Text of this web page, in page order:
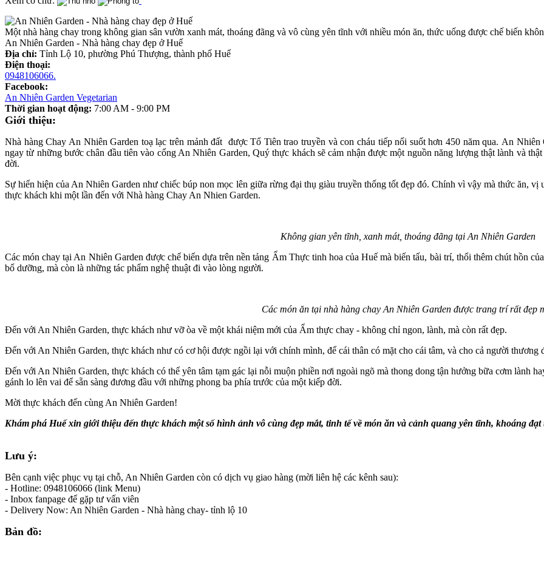
Một nhà hàng chay trong không gian sân vườn xanh mát, thoáng đãng và vô cùng yên tĩnh với nhiều món ăn, thức uống được chế biến
An Nhiên Garden - Nhà hàng chay đẹp ở Huế
Địa chỉ: Tỉnh Lộ 10, phường Phú Thượng, thành phố Huế
Điện thoại:
0948106066.
Facebook:
An Nhiên Garden Vegetarian
Thời gian hoạt động: 7:00 AM - 9:00 PM
Giới thiệu:
Nhà hàng Chay An Nhiên Garden toạ lạc trên mảnh đất được Tổ Tiên trao truyền và con cháu tiếp nối suốt hơn 450 năm qua. An
ngay từ những bước chân đầu tiên vào cổng An Nhiên Garden, Quý thực khách sẽ cảm nhận được một nguồn năng lượng thật lành và
đời.
Sự hiển hiện của An Nhiên Garden như chiếc búp non mọc lên giữa rừng đại thụ giàu truyền thống tốt đẹp đó. Chính vì vậy mà thức ăn,
thực khách khi một lần đến với Nhà hàng Chay An Nhien Garden.
Không gian yên tĩnh, xanh mát, thoáng đãng tại An Nhiên Garden
Các món chay tại An Nhiên Garden được chế biến dựa trên nền tảng Ẩm Thực tinh hoa của Huế mà biến tấu, bài trí, thổi thêm chút hồn
bổ dưỡng, mà còn là những tác phẩm nghệ thuật đi vào lòng người.
Các món ăn tại nhà hàng chay An Nhiên Garden được trang trí rất đẹp
Đến với An Nhiên Garden, thực khách như vỡ òa về một khái niệm mới của Ẩm thực chay - không chỉ ngon, lành, mà còn rất đẹp.
Đến với An Nhiên Garden, thực khách như có cơ hội được ngồi lại với chính mình, để cái thân có mặt cho cái tâm, và cho cả người thương
Đến với An Nhiên Garden, thực khách có thể yên tâm tạm gác lại nỗi muộn phiền nơi ngoài ngõ mà thong dong tận hưởng bữa cơm lành
gánh lo lên vai để sẵn sàng đương đầu với những phong ba phía trước của một kiếp đời.
Mời thực khách đến cùng An Nhiên Garden!
Khám phá Huế xin giới thiệu đến thực khách một số hình ảnh vô cùng đẹp mắt, tinh tế về món ăn và cảnh quang yên tĩnh, khoáng
Lưu ý:
Bên cạnh việc phục vụ tại chỗ, An Nhiên Garden còn có dịch vụ giao hàng (mời liên hệ các kênh sau):
- Hotline: 0948106066 (link Menu)
- Inbox fanpage để gặp tư vấn viên
- Delivery Now: An Nhiên Garden - Nhà hàng chay- tỉnh lộ 10
Bản đồ: